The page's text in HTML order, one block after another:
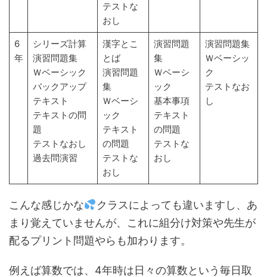
テストな
おし
6
年
シリーズ計算
演習問題集
Ｗベーシック
バックアップ
テキスト
テキストの問
題
テストなおし
過去問演習
漢字とこ
とば
演習問題
集
Ｗベーシ
ック
テキスト
の問題
テストな
おし
演習問題
集
Ｗベーシ
ック
基本事項
テキスト
の問題
テストな
おし
演習問題集
Ｗベーシッ
ク
テストなお
し
こんな感じかな
クラスによっても違いますし、あ
まり覚えていませんが、これに組分け対策や先生が
配るプリント問題やらも加わります。
例えば算数では、4年時は日々の算数という毎日取